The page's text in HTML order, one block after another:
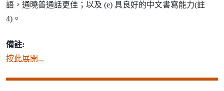
語，通曉普通話更佳；以及 (e) 具良好的中文書寫能力(註
4)。
備註:
按此展開...